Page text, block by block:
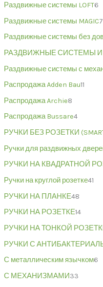
Раздвижные системы LOFT6
Раздвижные системы MAGIC7
Раздвижные системы без
РАЗДВИЖНЫЕ СИСТЕМЫ
Раздвижные системы с
Распродажа Adden Bau11
Распродажа Archie8
Распродажа Bussare4
РУЧКИ БЕЗ РОЗЕТКИ
Ручки для раздвижных
РУЧКИ НА КВАДРАТНОЙ
Ручки на круглой розетке41
РУЧКИ НА ПЛАНКЕ48
РУЧКИ НА РОЗЕТКЕ14
РУЧКИ НА ТОНКОЙ РОЗЕТКЕ
РУЧКИ С
С металлическим язычком6
С МЕХАНИЗМАМИ33